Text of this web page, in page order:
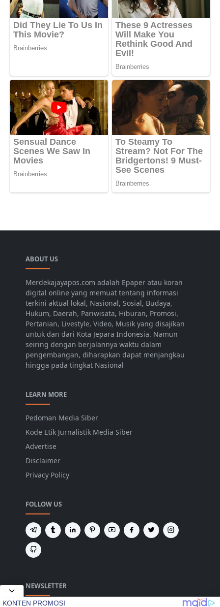
ABOUT US
Merdekajayapos.com adalah Epaper atau koran
digital online yang memuat tentang informasi
terkini aktual lokal, Nasional, Sosial, Budaya,
Hukum, Daerah, Pariwisata, Hiburan, Promosi,
Pertanian, Livestyle, Video, Musik yang disajikan
untuk dan dari Kota Jepara Indonesia. Namun
seiring dengan berjalannya waktu dalam
pengembangan, diharapkan dapat menjangkau
hingga pada tingkat Nasional
LEARN MORE
Pedoman Media Siber
Kode Etik Jurnalistik Media Siber
Advertise
Disclaimer
Privacy Policy
FOLLOW US
NEWSLETTER